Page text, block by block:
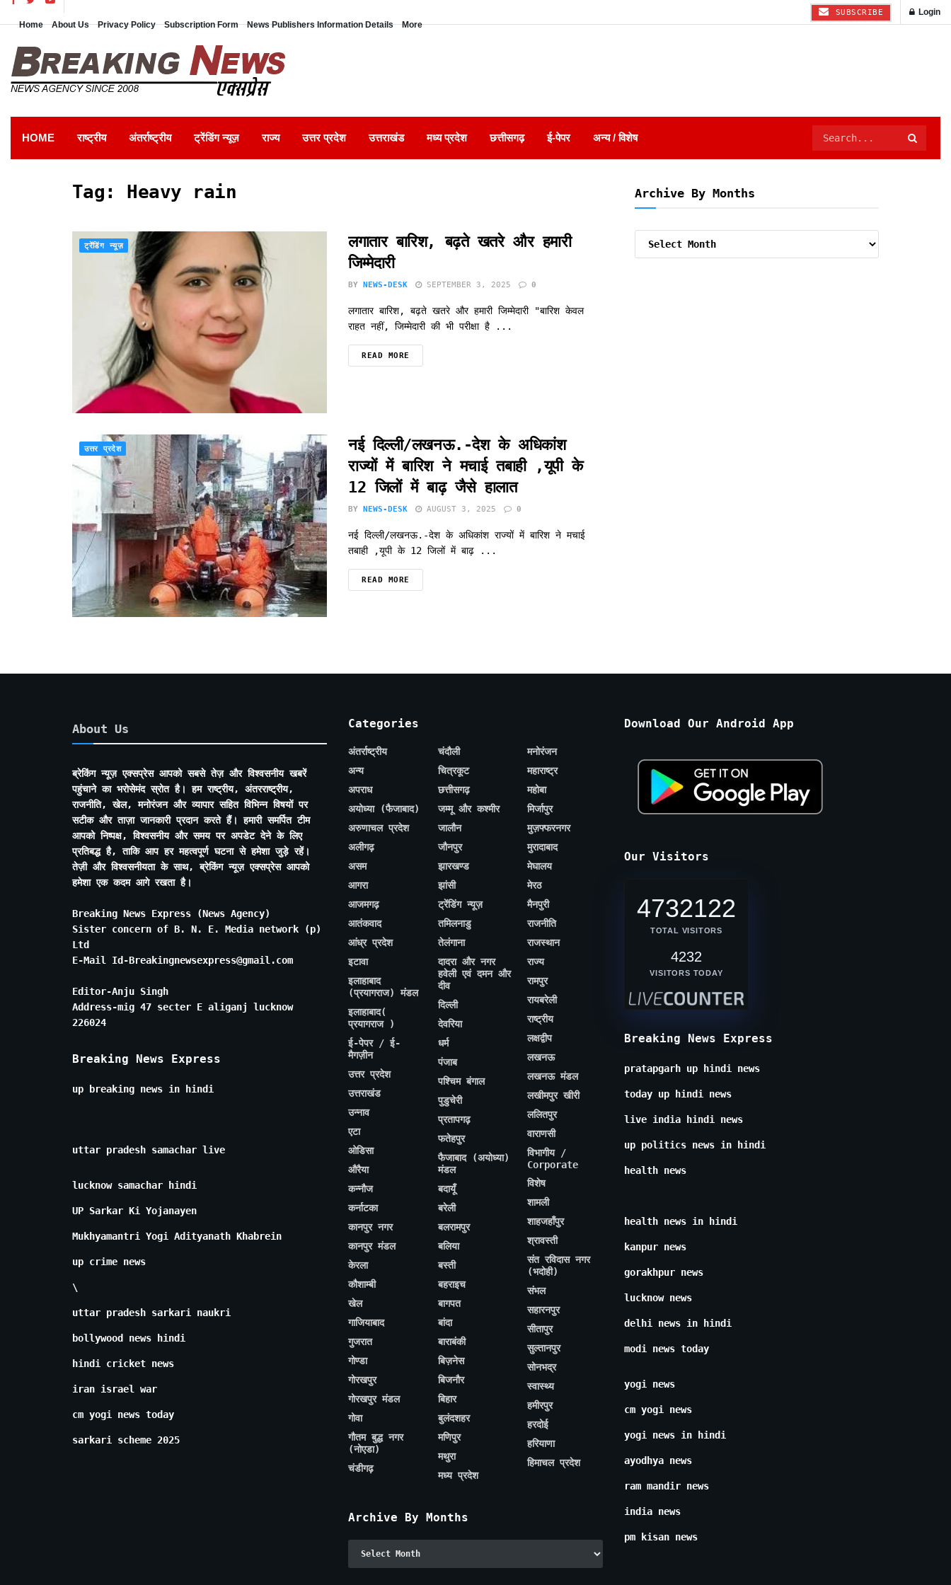
Home About Us Privacy Policy Subscription Form News Publishers Information Details More
SUBSCRIBE Login
HOME राष्ट्रीय अंतर्राष्ट्रीय ट्रेंडिंग न्यूज़ राज्य उत्तर प्रदेश उत्तराखंड मध्य प्रदेश छत्तीसगढ़ ई-पेपर अन्य / विशेष
Tag: Heavy rain
ट्रेंडिंग न्यूज़
लगातार बारिश, बढ़ते खतरे और हमारी
जिम्मेदारी
BY NEWS-DESK SEPTEMBER 3, 2025 0
लगातार बारिश, बढ़ते खतरे और हमारी जिम्मेदारी "बारिश केवल
राहत नहीं, जिम्मेदारी की भी परीक्षा है ...
READ MORE
उत्तर प्रदेश
नई दिल्ली/लखनऊ.-देश के अधिकांश
राज्यों में बारिश ने मचाई तबाही ,यूपी के
12 जिलों में बाढ़ जैसे हालात
BY NEWS-DESK AUGUST 3, 2025 0
नई दिल्ली/लखनऊ.-देश के अधिकांश राज्यों में बारिश ने मचाई
तबाही ,यूपी के 12 जिलों में बाढ़ ...
READ MORE
Archive By Months
About Us
ब्रेकिंग न्यूज़ एक्सप्रेस आपको सबसे तेज़ और विश्वसनीय खबरें
पहुंचाने का भरोसेमंद स्रोत है। हम राष्ट्रीय, अंतरराष्ट्रीय,
राजनीति, खेल, मनोरंजन और व्यापार सहित विभिन्न विषयों पर
सटीक और ताज़ा जानकारी प्रदान करते हैं। हमारी समर्पित टीम
आपको निष्पक्ष, विश्वसनीय और समय पर अपडेट देने के लिए
प्रतिबद्ध है, ताकि आप हर महत्वपूर्ण घटना से हमेशा जुड़े रहें।
तेज़ी और विश्वसनीयता के साथ, ब्रेकिंग न्यूज़ एक्सप्रेस आपको
हमेशा एक कदम आगे रखता है।
Breaking News Express (News Agency)
Sister concern of B. N. E. Media network (p)
Ltd
E-Mail Id-Breakingnewsexpress@gmail.com
Editor-Anju Singh
Address-mig 47 secter E aliganj lucknow
226024
Breaking News Express
up breaking news in hindi
uttar pradesh samachar live
lucknow samachar hindi
UP Sarkar Ki Yojanayen
Mukhyamantri Yogi Adityanath Khabrein
up crime news
\
uttar pradesh sarkari naukri
bollywood news hindi
hindi cricket news
iran israel war
cm yogi news today
sarkari scheme 2025
Categories
अंतर्राष्ट्रीय
अन्य
अपराध
अयोध्या (फैजाबाद)
अरुणाचल प्रदेश
अलीगढ़
असम
आगरा
आजमगढ़
आतंकवाद
आंध्र प्रदेश
इटावा
इलाहाबाद
(प्रयागराज) मंडल
इलाहाबाद(
प्रयागराज )
ई-पेपर / ई-
मैगज़ीन
उत्तर प्रदेश
उत्तराखंड
उन्नाव
एटा
ओडिसा
औरैया
कन्नौज
कर्नाटका
कानपुर नगर
कानपुर मंडल
केरला
कौशाम्बी
खेल
गाजियाबाद
गुजरात
गोण्डा
गोरखपुर
गोरखपुर मंडल
गोवा
गौतम बुद्ध नगर
(नोएडा)
चंडीगढ़
चंदौली
चित्रकूट
छत्तीसगढ़
जम्मू और कश्मीर
जालौन
जौनपुर
झारखण्ड
झांसी
ट्रेंडिंग न्यूज़
तमिलनाडु
तेलंगाना
दादरा और नगर
हवेली एवं दमन और
दीव
दिल्ली
देवरिया
धर्म
पंजाब
पश्चिम बंगाल
पुडुचेरी
प्रतापगढ़
फतेहपुर
फैजाबाद (अयोध्या)
मंडल
बदायूँ
बरेली
बलरामपुर
बलिया
बस्ती
बहराइच
बागपत
बांदा
बाराबंकी
बिज़नेस
बिजनौर
बिहार
बुलंदशहर
मणिपुर
मथुरा
मध्य प्रदेश
मनोरंजन
महाराष्ट्र
महोबा
मिर्जापुर
मुज़फ्फरनगर
मुरादाबाद
मेघालय
मेरठ
मैनपुरी
राजनीति
राजस्थान
राज्य
रामपुर
रायबरेली
राष्ट्रीय
लक्षद्वीप
लखनऊ
लखनऊ मंडल
लखीमपुर खीरी
ललितपुर
वाराणसी
विभागीय /
Corporate
विशेष
शामली
शाहजहाँपुर
श्रावस्ती
संत रविदास नगर
(भदोही)
संभल
सहारनपुर
सीतापुर
सुल्तानपुर
सोनभद्र
स्वास्थ्य
हमीरपुर
हरदोई
हरियाणा
हिमाचल प्रदेश
Archive By Months
Download Our Android App
Our Visitors
4732122
TOTAL VISITORS
4232
VISITORS TODAY
Breaking News Express
pratapgarh up hindi news
today up hindi news
live india hindi news
up politics news in hindi
health news
health news in hindi
kanpur news
gorakhpur news
lucknow news
delhi news in hindi
modi news today
yogi news
cm yogi news
yogi news in hindi
ayodhya news
ram mandir news
india news
pm kisan news